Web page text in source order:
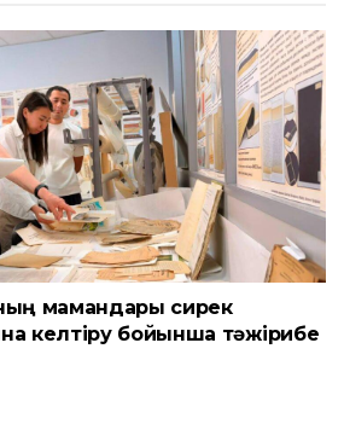
мамандары сирек
келтіру бойынша тәжірибе